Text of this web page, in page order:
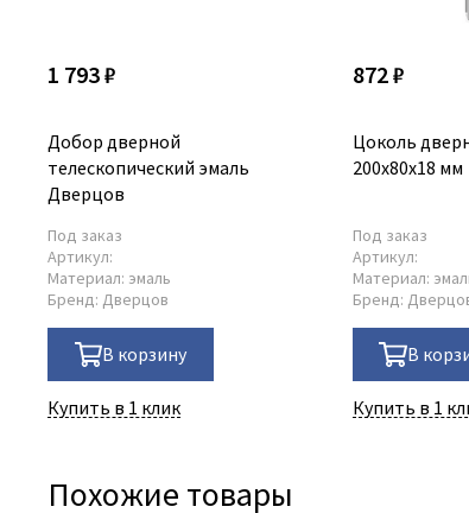
1 793 ₽
Добор дверной
телескопический эмаль
Дверцов
Под заказ
Артикул:
Материал: эмаль
Бренд: Дверцов
В корзину
Купить в 1 клик
872 ₽
Цоколь
200х80х18 мм
Под заказ
Артикул:
Материал:
Бренд:
В
Купить в 1
Похожие товары